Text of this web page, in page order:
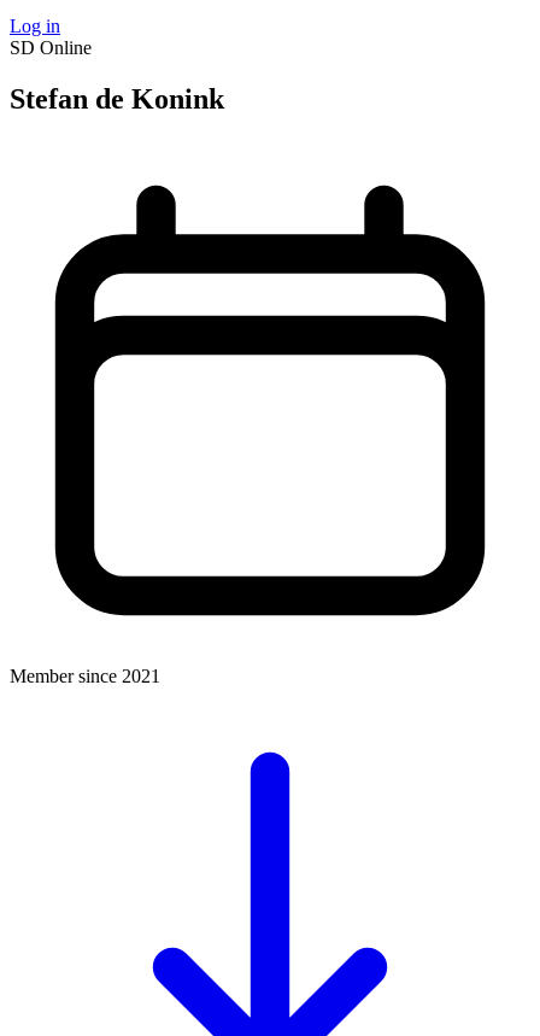
Log in
SD Online
Stefan de Konink
Member since 2021